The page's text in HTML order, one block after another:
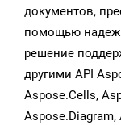
документов,
помощью
решение
другими API
Aspose.Cells,
Aspose.Diagram,